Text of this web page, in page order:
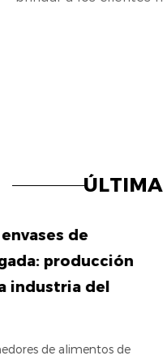
Fábrica de
alimentos:
deciden el
No es lo mismo